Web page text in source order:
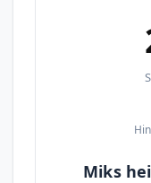
Miks